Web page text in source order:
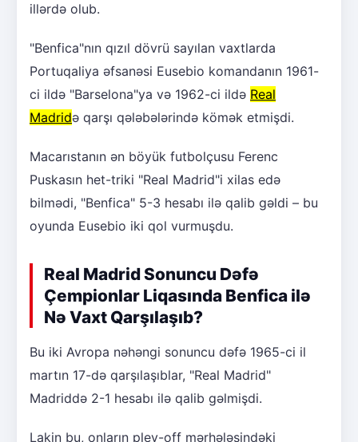
illərdə olub.
"Benfica"nın qızıl dövrü sayılan vaxtlarda
Portuqaliya əfsanəsi Eusebio komandanın 1961-
ci ildə "Barselona"ya və 1962-ci ildə Real
Madridə qarşı qələbələrində kömək etmişdi.
Macarıstanın ən böyük futbolçusu Ferenc
Puskasın het-triki "Real Madrid"i xilas edə
bilmədi, "Benfica" 5-3 hesabı ilə qalib gəldi – bu
oyunda Eusebio iki qol vurmuşdu.
Real Madrid Sonuncu Dəfə
Çempionlar Liqasında Benfica ilə
Nə Vaxt Qarşılaşıb?
Bu iki Avropa nəhəngi sonuncu dəfə 1965-ci il
martın 17-də qarşılaşıblar, "Real Madrid"
Madriddə 2-1 hesabı ilə qalib gəlmişdi.
Lakin bu, onların pley-off mərhələsindəki